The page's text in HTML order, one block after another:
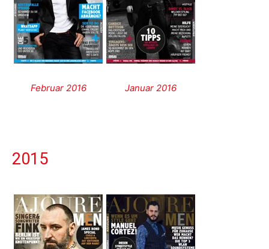
Februar 2016 Januar 2016
2015